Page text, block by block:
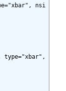
nsi
type="xbar",